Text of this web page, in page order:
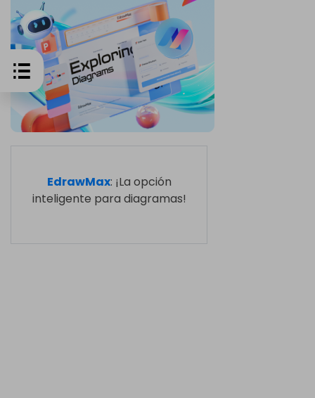
EdrawMax: ¡La opción
inteligente para diagramas!